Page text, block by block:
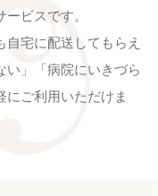
ビスです。
宅に配送してもらえ
い」「病院にいきづら
にご利用いただけま